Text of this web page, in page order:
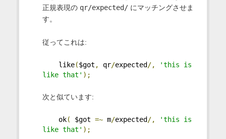
正規表現の qr/expected/にマッチングさせま
す。
従ってこれは:
like($got , qr/expected /,
'this is
like that' );
次と似ています:
ok( $got =~ m/expected /,
'this is
like that' );